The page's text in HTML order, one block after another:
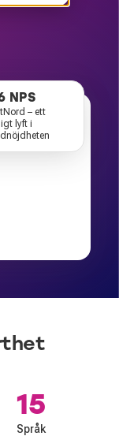
NPS
– ett
lyft i
15
Språk